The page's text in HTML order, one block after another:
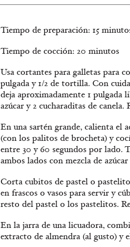
Tiempo de preparación: 15
Tiempo de cocción: 20 minutos
Usa cortantes para galletas para
pulgada y 1/2 de tortilla. Con
deja aproximadamente 1 pulgada
azúcar y 2 cucharaditas de
En una sartén grande, calienta el
(con los palitos de brocheta) y
entre 30 y 60 segundos por lado.
ambos lados con mezcla de
Corta cubitos de pastel o
en frascos o vasos para servir y
resto del pastel o los pastelitos.
En la jarra de una licuadora,
extracto de almendra (al gusto) y